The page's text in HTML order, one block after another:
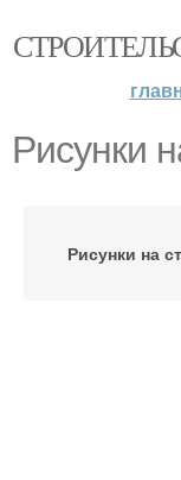
Рисунки
Рисунки на